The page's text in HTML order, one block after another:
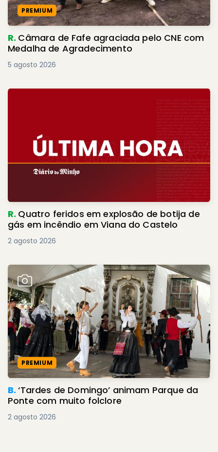
PREMIUM
R. Câmara de Fafe agraciada pelo CNE com
Medalha de Agradecimento
5 agosto 2026
R. Quatro feridos em explosão de botija de
gás em incêndio em Viana do Castelo
2 agosto 2026
PREMIUM
B.‘Tardes de Domingo’ animam Parque da
Ponte com muito folclore
2 agosto 2026